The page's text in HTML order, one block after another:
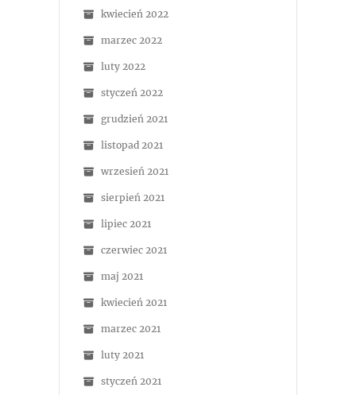
kwiecień 2022
marzec 2022
luty 2022
styczeń 2022
grudzień 2021
listopad 2021
wrzesień 2021
sierpień 2021
lipiec 2021
czerwiec 2021
maj 2021
kwiecień 2021
marzec 2021
luty 2021
styczeń 2021